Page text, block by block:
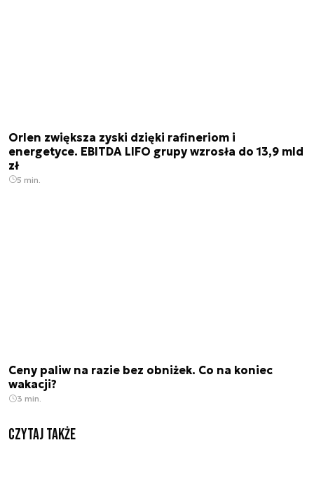
Orlen zwiększa zyski dzięki rafineriom i
energetyce. EBITDA LIFO grupy wzrosła do 13,9 mld
zł
5 min.
Ceny paliw na razie bez obniżek. Co na koniec
wakacji?
3 min.
Czytaj także